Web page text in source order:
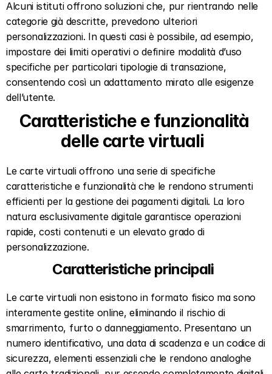
Alcuni istituti offrono soluzioni che, pur rientrando nelle
categorie già descritte, prevedono ulteriori
personalizzazioni. In questi casi è possibile, ad esempio,
impostare dei limiti operativi o definire modalità d’uso
specifiche per particolari tipologie di transazione,
consentendo così un adattamento mirato alle esigenze
dell’utente.
Caratteristiche e funzionalità
delle carte virtuali
Le carte virtuali offrono una serie di specifiche
caratteristiche e funzionalità che le rendono strumenti
efficienti per la gestione dei pagamenti digitali. La loro
natura esclusivamente digitale garantisce operazioni
rapide, costi contenuti e un elevato grado di
personalizzazione.
Caratteristiche principali
Le carte virtuali non esistono in formato fisico ma sono
interamente gestite online, eliminando il rischio di
smarrimento, furto o danneggiamento. Presentano un
numero identificativo, una data di scadenza e un codice di
sicurezza, elementi essenziali che le rendono analoghe